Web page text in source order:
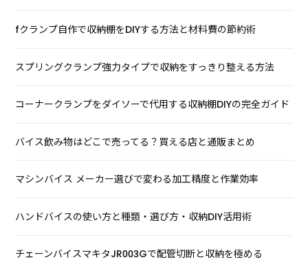
fクランプ自作で収納棚をDIYする方法と材料費の節約術
スプリングクランプ強力タイプで収納をすっきり整える方法
コーナークランプをダイソーで代用する収納棚DIYの完全ガイド
バイス飲み物はどこで売ってる？買える店と通販まとめ
マシンバイス メーカー選びで変わる加工精度と作業効率
ハンドバイスの使い方と種類・選び方・収納DIY活用術
チェーンバイスマキタJR003Gで配管切断と収納を極める